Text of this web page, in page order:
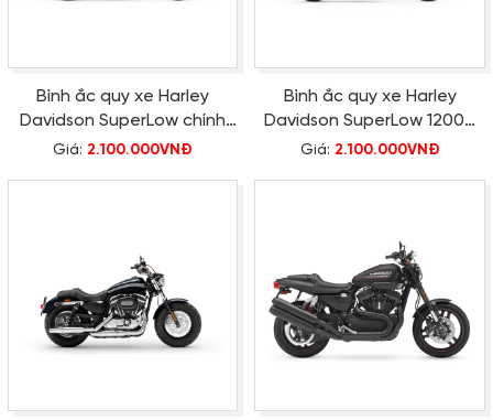
Bình ắc quy xe Harley
Davidson SuperLow chính
hãng
Giá: 2.100.000VNĐ
Bình ắc quy xe Harley
Davidson SuperLow 1200T
chính hãng
Giá: 2.100.000VNĐ